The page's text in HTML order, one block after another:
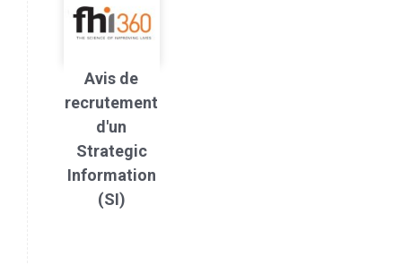
Avis de
recrutement
d'un
Strategic
Information
(SI)